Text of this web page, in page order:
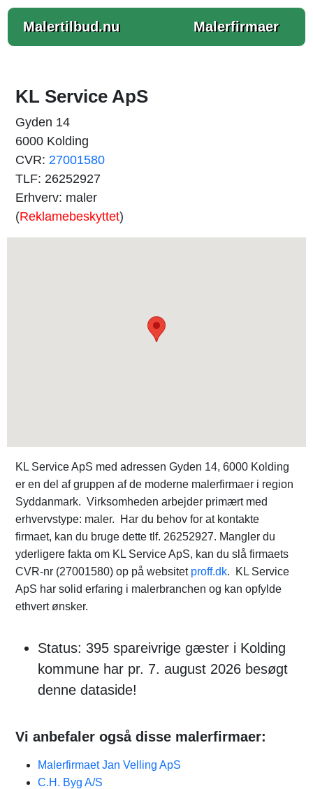
Malertilbud.nu Malerfirmaer
KL Service ApS
Gyden 14
6000 Kolding
CVR: 27001580
TLF: 26252927
Erhverv: maler
(Reklamebeskyttet)
KL Service ApS med adressen Gyden 14, 6000 Kolding
er en del af gruppen af de moderne malerfirmaer i region
Syddanmark. Virksomheden arbejder primært med
erhvervstype: maler. Har du behov for at kontakte
firmaet, kan du bruge dette tlf. 26252927. Mangler du
yderligere fakta om KL Service ApS, kan du slå firmaets
CVR-nr (27001580) op på websitet proff.dk. KL Service
ApS har solid erfaring i malerbranchen og kan opfylde
ethvert ønsker.
Status: 395 spareivrige gæster i Kolding
kommune har pr. 7. august 2026 besøgt
denne dataside!
Vi anbefaler også disse malerfirmaer:
Malerfirmaet Jan Velling ApS
C.H. Byg A/S